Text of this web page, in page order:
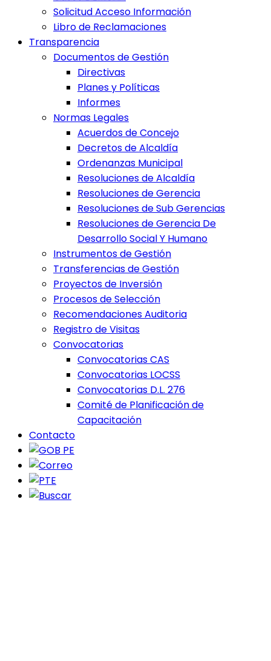
Solicitud Acceso Información
Libro de Reclamaciones
Transparencia
Documentos de Gestión
Directivas
Planes y Políticas
Informes
Normas Legales
Acuerdos de Concejo
Decretos de Alcaldía
Ordenanzas Municipal
Resoluciones de Alcaldía
Resoluciones de Gerencia
Resoluciones de Sub Gerencias
Resoluciones de Gerencia De
Desarrollo Social Y Humano
Instrumentos de Gestión
Transferencias de Gestión
Proyectos de Inversión
Procesos de Selección
Recomendaciones Auditoria
Registro de Visitas
Convocatorias
Convocatorias CAS
Convocatorias LOCSS
Convocatorias D.L. 276
Comité de Planificación de
Capacitación
Contacto